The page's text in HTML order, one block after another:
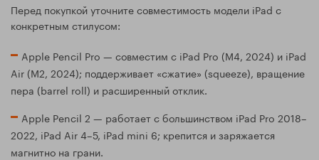
Перед покупкой уточните совместимость модели iPad с
конкретным стилусом:
Apple Pencil Pro — совместим с iPad Pro (M4, 2024) и iPad
Air (M2, 2024); поддерживает «сжатие» (squeeze), вращение
пера (barrel roll) и расширенный отклик.
Apple Pencil 2 — работает с большинством iPad Pro 2018–
2022, iPad Air 4–5, iPad mini 6; крепится и заряжается
магнитно на грани.